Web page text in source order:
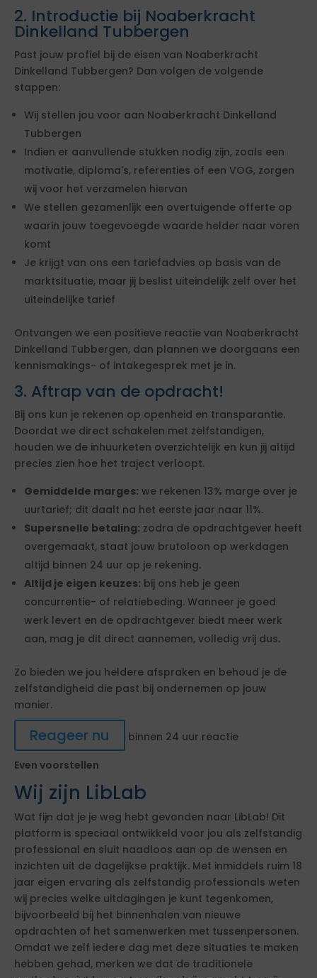
2. Introductie bij Noaberkracht
Dinkelland Tubbergen
Past jouw profiel bij de eisen van Noaberkracht
Dinkelland Tubbergen? Dan volgen de volgende
stappen:
Wij stellen jou voor aan Noaberkracht Dinkelland
Tubbergen
Indien er aanvullende stukken nodig zijn, zoals een
motivatie, diploma's, referenties of een VOG, zorgen
wij voor het verzamelen hiervan
We stellen gezamenlijk een overtuigende offerte op
waarin jouw toegevoegde waarde helder naar voren
komt
Je krijgt van ons een tariefadvies op basis van de
marktsituatie, maar jij beslist uiteindelijk zelf over het
uiteindelijke tarief
Ontvangen we een positieve reactie van Noaberkracht
Dinkelland Tubbergen, dan plannen we doorgaans een
kennismakings- of intakegesprek met je in.
3. Aftrap van de opdracht!
Bij ons kun je rekenen op openheid en transparantie.
Doordat we direct schakelen met zelfstandigen,
houden we de inhuurketen overzichtelijk en kun jij altijd
precies zien hoe het traject verloopt.
Gemiddelde marges: we rekenen 13% marge over je
uurtarief; dit daalt na het eerste jaar naar 11%.
Supersnelle betaling: zodra de opdrachtgever heeft
overgemaakt, staat jouw brutoloon op werkdagen
altijd binnen 24 uur op je rekening.
Altijd je eigen keuzes: bij ons heb je geen
concurrentie- of relatiebeding. Wanneer je goed
werk levert en de opdrachtgever biedt meer werk
aan, mag je dit direct aannemen, volledig vrij dus.
Zo bieden we jou heldere afspraken en behoud je de
zelfstandigheid die past bij ondernemen op jouw
manier.
Reageer nu
binnen 24 uur reactie
Even voorstellen
Wij zijn LibLab
Wat fijn dat je je weg hebt gevonden naar LibLab! Dit
platform is speciaal ontwikkeld voor jou als zelfstandig
professional en sluit naadloos aan op de wensen en
inzichten uit de dagelijkse praktijk. Met inmiddels ruim 18
jaar eigen ervaring als zelfstandig professionals weten
wij precies welke uitdagingen je kunt tegenkomen,
bijvoorbeeld bij het binnenhalen van nieuwe
opdrachten of het samenwerken met tussenpersonen.
Omdat we zelf iedere dag met deze situaties te maken
hebben gehad, merken we dat de traditionele